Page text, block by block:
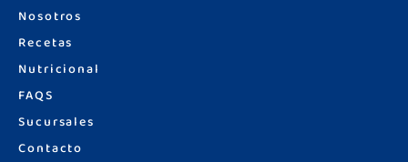
Nosotros
Recetas
Nutricional
FAQS
Sucursales
Contacto